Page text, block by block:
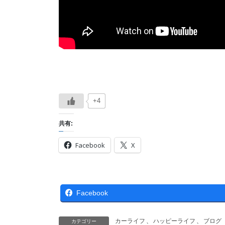
+4
共有:
Facebook X
Facebook
カテゴリー カーライフ 、 ハッピーライフ 、 ブログ